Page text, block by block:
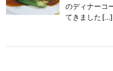
のディナーコ
てきました